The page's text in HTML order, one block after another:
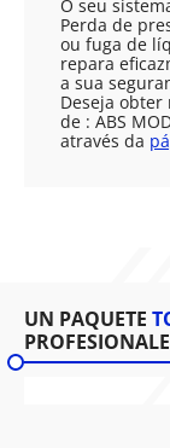
O seu
Perda de
ou fuga de
repara
a sua
Deseja
de : ABS
através da
UN PAQUETE